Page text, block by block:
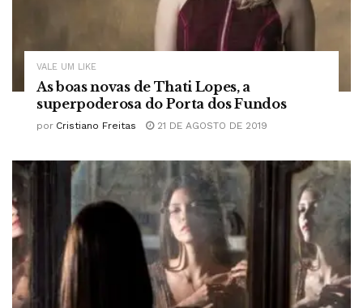
VALE UM LIKE
As boas novas de Thati Lopes, a
superpoderosa do Porta dos Fundos
por Cristiano Freitas 21 DE AGOSTO DE 2019